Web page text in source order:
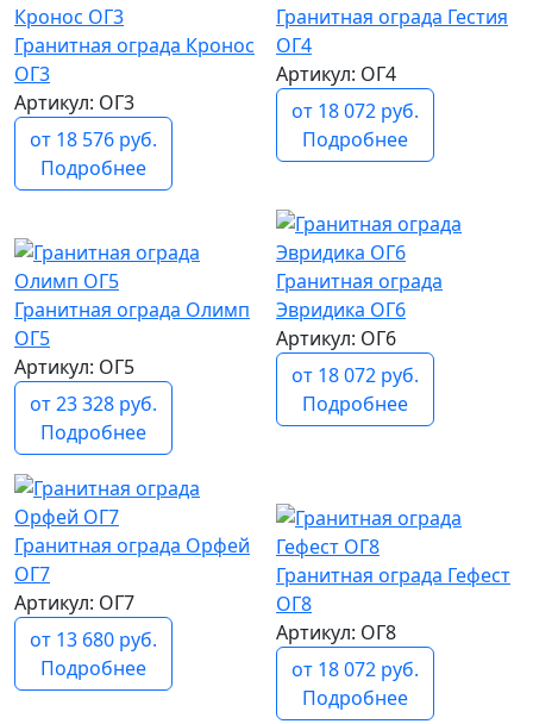
Гранитная ограда Кронос
ОГ3
Артикул: ОГ3
от 18 576 руб.
Подробнее
Гранитная ограда Гестия
ОГ4
Артикул: ОГ4
от 18 072 руб.
Подробнее
Гранитная ограда Олимп
ОГ5
Артикул: ОГ5
от 23 328 руб.
Подробнее
Гранитная ограда
Эвридика ОГ6
Артикул: ОГ6
от 18 072 руб.
Подробнее
Гранитная ограда Орфей
ОГ7
Артикул: ОГ7
от 13 680 руб.
Подробнее
Гранитная ограда Гефест
ОГ8
Артикул: ОГ8
от 18 072 руб.
Подробнее